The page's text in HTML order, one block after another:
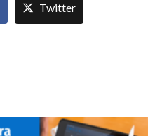
Twitter